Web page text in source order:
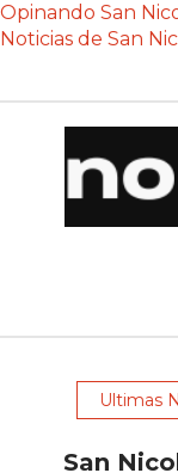
DEL
SITIO
TAPA
DIARIO
GRUPO
PUBLICITÁ
Opinando San
Noticias de San
Ultimas
San